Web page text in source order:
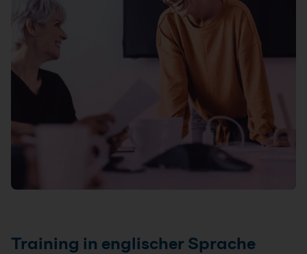
Training in englischer Sprache